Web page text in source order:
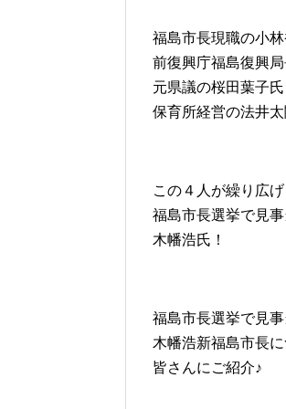
福島市長現職の小林
前復興庁福島復興
元県議の桜田葉子氏
保育所経営の法井太
この４人が繰り広げ
福島市長選挙で見
木幡浩氏！
福島市長選挙で見
木幡浩新福島市長
皆さんにご紹介♪